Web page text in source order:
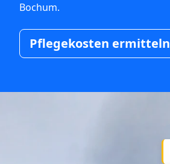
Bochum.
Pflegekosten ermitteln